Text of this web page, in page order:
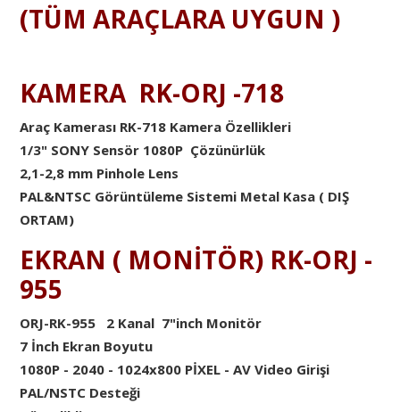
(TÜM ARAÇLARA UYGUN )
KAMERA RK-ORJ -718
Araç Kamerası RK-718 Kamera Özellikleri
1/3" SONY Sensör 1080P Çözünürlük
2,1-2,8 mm Pinhole Lens
PAL&NTSC Görüntüleme Sistemi Metal Kasa ( DIŞ
ORTAM)
EKRAN ( MONİTÖR) RK-ORJ -
955
ORJ-RK-955 2 Kanal 7"inch Monitör
7 İnch Ekran Boyutu
1080P - 2040 - 1024x800 PİXEL - AV Video Girişi
PAL/NSTC Desteği